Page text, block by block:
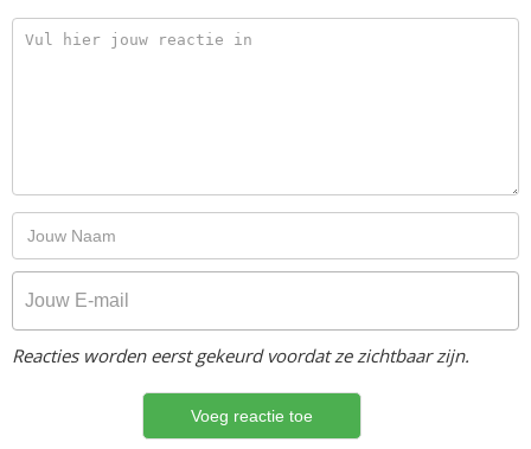
Reacties worden eerst gekeurd voordat ze zichtbaar zijn.